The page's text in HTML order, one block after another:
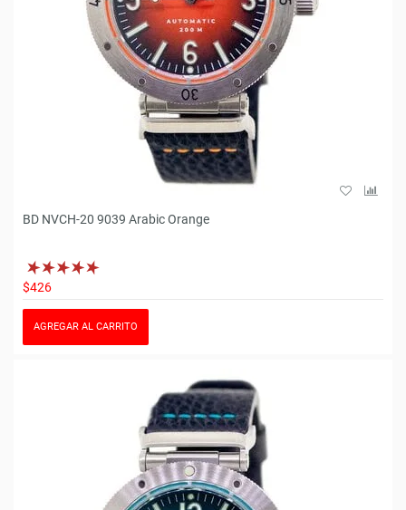
BD NVCH-20 9039 Arabic Orange
$426
AGREGAR AL CARRITO